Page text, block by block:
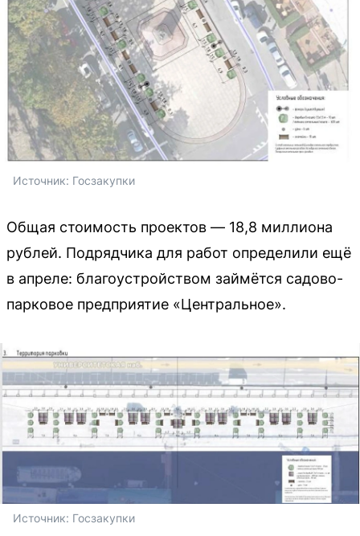
Источник: Госзакупки
Общая стоимость проектов — 18,8 миллиона
рублей. Подрядчика для работ определили ещё
в апреле: благоустройством займётся садово-
парковое предприятие «Центральное».
Источник: Госзакупки